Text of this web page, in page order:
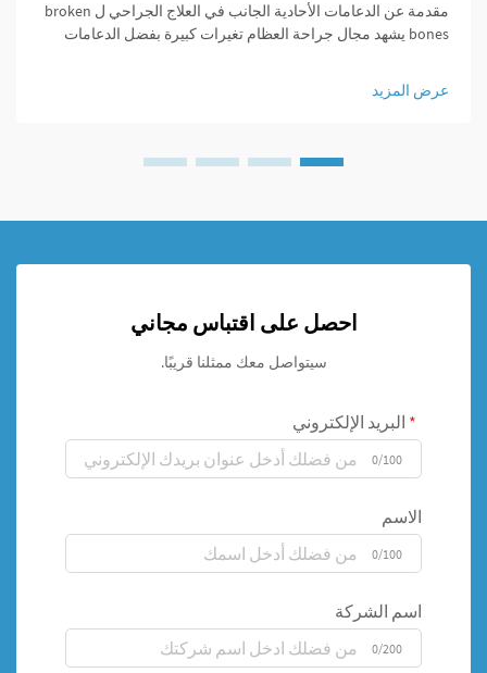
مقدمة عن الدعامات الأحادية الجانب في العلاج الجراحي ل broken
bones يشهد مجال جراحة العظام تغيرات كبيرة بفضل الدعامات
لعقود، استخدم الأطباء بشكل رئيسي التثبيت الخارجي ل...
عرض المزيد
احصل على اقتباس مجاني
سيتواصل معك ممثلنا قريبًا.
البريد الإلكتروني
0/100
الاسم
0/100
اسم الشركة
0/200